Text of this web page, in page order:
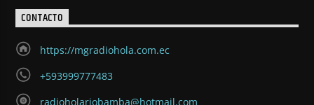
CONTACTO
https://mgradiohola.com.ec
+593999777483
radioholariobamba@hotmail.com